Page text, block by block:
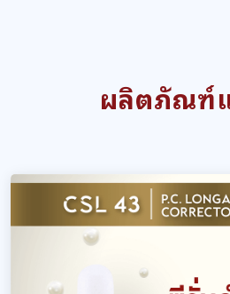
ผลิตภัณฑ์